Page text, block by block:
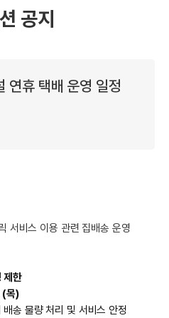
공지
연휴 택배 운영 일정
서비스 이용 관련 집배송 운영
제한
(목)
송 물량 처리 및 서비스 안정